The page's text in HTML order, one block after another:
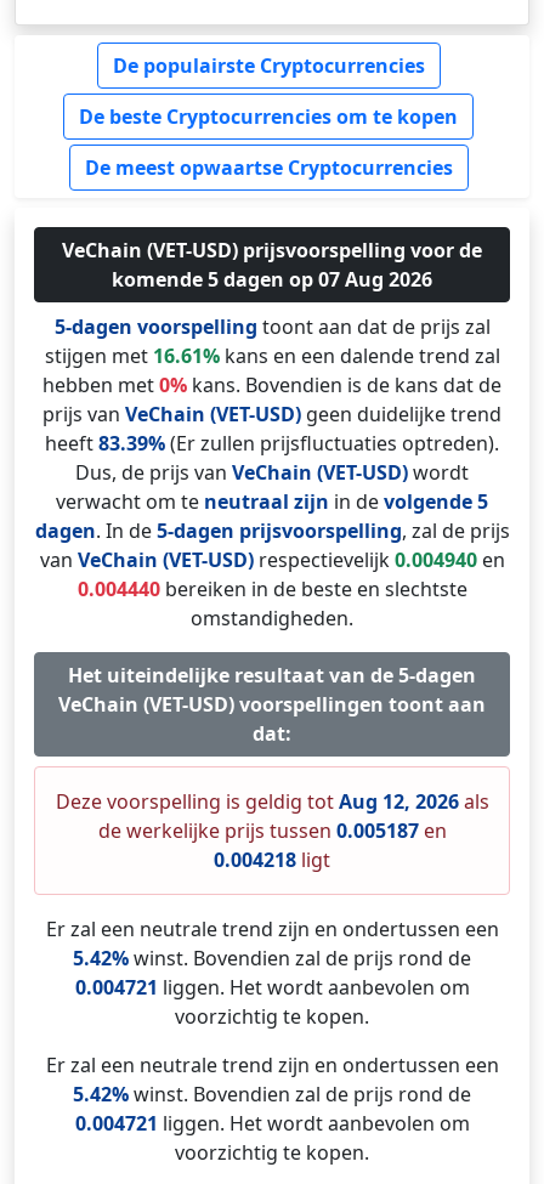
De populairste Cryptocurrencies
De beste Cryptocurrencies om te kopen
De meest opwaartse Cryptocurrencies
VeChain (VET-USD) prijsvoorspelling voor de
komende 5 dagen op 07 Aug 2026
5-dagen voorspelling toont aan dat de prijs zal
stijgen met 16.61%kans en een dalende trend zal
hebben met0% kans. Bovendien is de kans dat de
prijs van VeChain (VET-USD) geen duidelijke trend
heeft83.39%(Er zullen prijsfluctuaties optreden).
Dus, de prijs van VeChain (VET-USD)wordt
verwacht om te neutraal zijn in devolgende 5
dagen. In de5-dagen prijsvoorspelling, zal de prijs
van VeChain (VET-USD)respectievelijk0.004940en
0.004440bereiken in de beste en slechtste
omstandigheden.
Het uiteindelijke resultaat van de 5-dagen
VeChain (VET-USD) voorspellingen toont aan
dat:
Deze voorspelling is geldig totAug 12, 2026als
de werkelijke prijs tussen 0.005187en
0.004218 ligt
Er zal een neutrale trend zijn en ondertussen een
5.42%winst. Bovendien zal de prijs rond de
0.004721 liggen. Het wordt aanbevolen om
voorzichtig te kopen.
Er zal een neutrale trend zijn en ondertussen een
5.42%winst. Bovendien zal de prijs rond de
0.004721 liggen. Het wordt aanbevolen om
voorzichtig te kopen.